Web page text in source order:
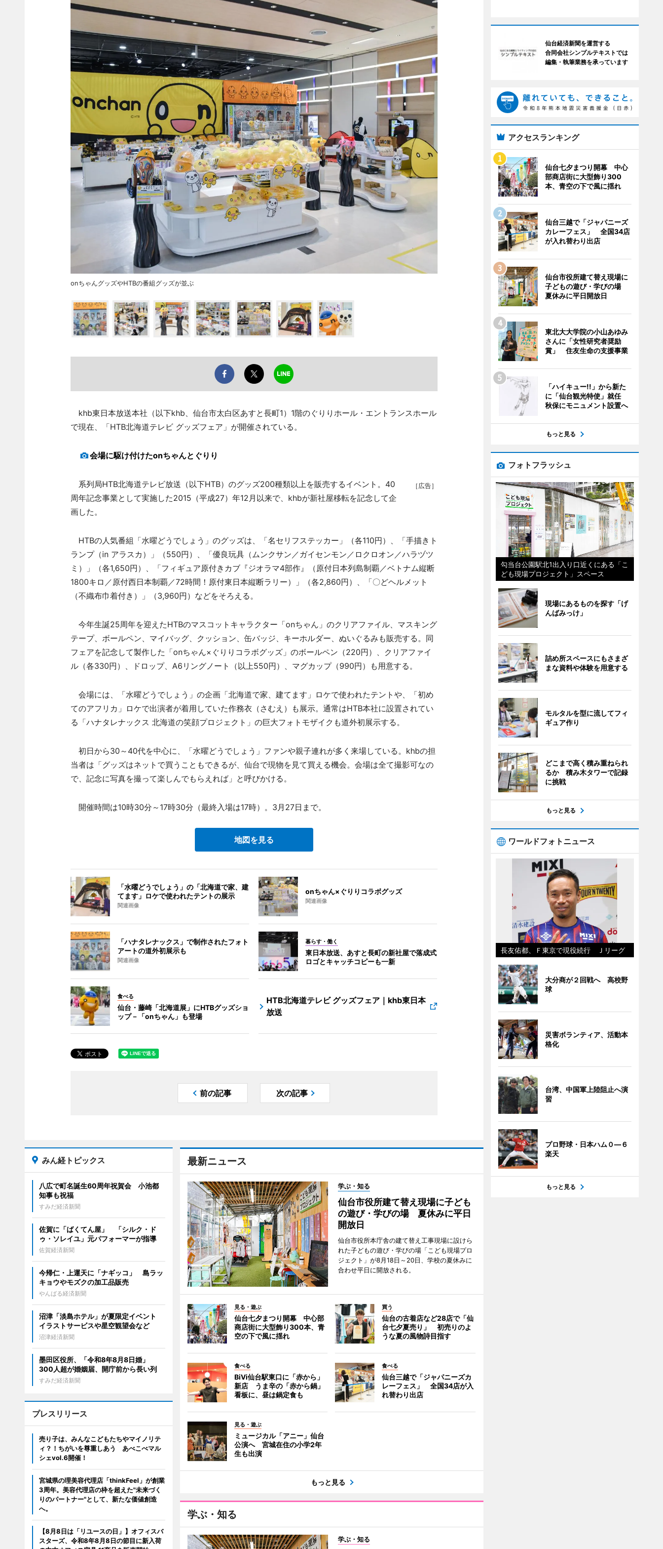
onちゃんグッズやHTBの番組グッズが並ぶ
khb東日本放送本社（以下khb、仙台市太白区あすと長町1）1階のぐりりホール・エントランスホール
で現在、「HTB北海道テレビ グッズフェア」が開催されている。
会場に駆け付けたonちゃんとぐりり
［広告］
系列局HTB北海道テレビ放送（以下HTB）のグッズ200種類以上を販売するイベント。40
周年記念事業として実施した2015（平成27）年12月以来で、khbが新社屋移転を記念して企
画した。
HTBの人気番組「水曜どうでしょう」のグッズは、「名セリフステッカー」（各110円）、「手描きト
ランプ（in アラスカ）」（550円）、「優良玩具（ムンクサン／ガイセンモン／ロクロオン／ハラヅツ
ミ）」（各1,650円）、「フィギュア原付きカブ『ジオラマ4部作』（原付日本列島制覇／ベトナム縦断
1800キロ／原付西日本制覇／72時間！原付東日本縦断ラリー）」（各2,860円）、「〇どヘルメット
（不織布巾着付き）」（3,960円）などをそろえる。
今年生誕25周年を迎えたHTBのマスコットキャラクター「onちゃん」のクリアファイル、マスキング
テープ、ボールペン、マイバッグ、クッション、缶バッジ、キーホルダー、ぬいぐるみも販売する。同
フェアを記念して製作した「onちゃん×ぐりりコラボグッズ」のボールペン（220円）、クリアファイ
ル（各330円）、ドロップ、A6リングノート（以上550円）、マグカップ（990円）も用意する。
会場には、「水曜どうでしょう」の企画「北海道で家、建てます」ロケで使われたテントや、「初め
てのアフリカ」ロケで出演者が着用していた作務衣（さむえ）も展示。通常はHTB本社に設置されてい
る「ハナタレナックス 北海道の笑顔プロジェクト」の巨大フォトモザイクも道外初展示する。
初日から30～40代を中心に、「水曜どうでしょう」ファンや親子連れが多く来場している。khbの担
当者は「グッズはネットで買うこともできるが、仙台で現物を見て買える機会。会場は全て撮影可なの
で、記念に写真を撮って楽しんでもらえれば」と呼びかける。
開催時間は10時30分～17時30分（最終入場は17時）。3月27日まで。
地図を見る
「水曜どうでしょう」の「北海道で家、建
てます」ロケで使われたテントの展示
関連画像
onちゃん×ぐりりコラボグッズ
関連画像
「ハナタレナックス」で制作されたフォト
アートの道外初展示も
関連画像
暮らす・働く
東日本放送、あすと長町の新社屋で落成式
ロゴとキャッチコピーも一新
食べる
仙台・藤崎「北海道展」にHTBグッズショ
ップ－「onちゃん」も登場
HTB北海道テレビ グッズフェア｜khb東日本
放送
前の記事 次の記事
最新ニュース
学ぶ・知る
仙台市役所建て替え現場に子ども
の遊び・学びの場 夏休みに平日
開放日
仙台市役所本庁舎の建て替え工事現場に設けら
れた子どもの遊び・学びの場「こども現場プロ
ジェクト」が8月18日～20日、学校の夏休みに
合わせ平日に開放される。
見る・遊ぶ
仙台七夕まつり開幕 中心部
商店街に大型飾り300本、青
空の下で風に揺れ
買う
仙台の古着店など28店で「仙
台七夕夏売り」 初売りのよ
うな夏の風物詩目指す
食べる
BiVi仙台駅東口に「赤から」
新店 うま辛の「赤から鍋」
看板に、昼は鍋定食も
食べる
仙台三越で「ジャパニーズカ
レーフェス」 全国34店が入
れ替わり出店
見る・遊ぶ
ミュージカル「アニー」仙台
公演へ 宮城在住の小学2年
生も出演
もっと見る
学ぶ・知る
学ぶ・知る
みん経トピックス
八広で町名誕生60周年祝賀会 小池都
知事も祝福
すみだ経済新聞
佐賀に「ばくてん屋」 「シルク・ド
ゥ・ソレイユ」元パフォーマーが指導
佐賀経済新聞
今帰仁・上運天に「ナギッコ」 島ラッ
キョウやモズクの加工品販売
やんばる経済新聞
沼津「淡島ホテル」が夏限定イベント
イラストサービスや星空観望会など
沼津経済新聞
墨田区役所、「令和8年8月8日婚」
300人超が婚姻届、開庁前から長い列
すみだ経済新聞
プレスリリース
売り子は、みんなこどもたちやマイノリテ
ィ？！ちがいを尊重しあう あべこべマル
シェvol.6開催！
宮城県の理美容代理店「thinkFeel」が創業
3周年。美容代理店の枠を超えた"未来づく
りのパートナー"として、新たな価値創造
へ。
【8月8日は「リユースの日」】オフィスバ
スターズ、令和8年8月8日の節目に新入荷
仙台経済新聞を運営する
合同会社シンプルテキストでは
編集・執筆業務を承っています
アクセスランキング
仙台七夕まつり開幕 中心
部商店街に大型飾り300
本、青空の下で風に揺れ
仙台三越で「ジャパニーズ
カレーフェス」 全国34店
が入れ替わり出店
仙台市役所建て替え現場に
子どもの遊び・学びの場
夏休みに平日開放日
東北大大学院の小山あゆみ
さんに「女性研究者奨励
賞」 住友生命の支援事業
「ハイキュー!!」から新た
に「仙台観光特使」就任
秋保にモニュメント設置へ
もっと見る
フォトフラッシュ
勾当台公園駅北1出入り口近くにある「こ
ども現場プロジェクト」スペース
現場にあるものを探す「げ
んばみっけ」
詰め所スペースにもさまざ
まな資料や体験を用意する
モルタルを型に流してフィ
ギュア作り
どこまで高く積み重ねられ
るか 積み木タワーで記録
に挑戦
もっと見る
ワールドフォトニュース
長友佑都、Ｆ東京で現役続行 Ｊリーグ
大分商が２回戦へ 高校野
球
災害ボランティア、活動本
格化
台湾、中国軍上陸阻止へ演
習
プロ野球・日本ハム０―６
楽天
もっと見る